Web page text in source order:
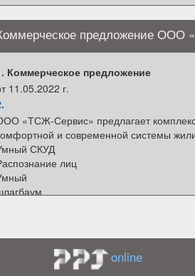
предложение ООО
Коммерческое предложение
11.05.2022 г.
«ТСЖ-Сервис» предлагает
и современной системы
СКУД
лиц
Диспетчеризация
online